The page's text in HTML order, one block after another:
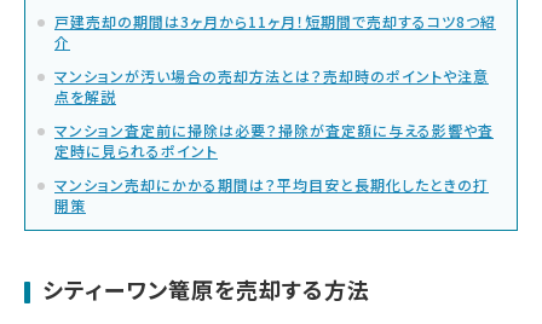
戸建売却の期間は3ヶ月から11ヶ月！短期間で売却するコツ8つ紹
介
マンションが汚い場合の売却方法とは？売却時のポイントや注意
点を解説
マンション査定前に掃除は必要？掃除が査定額に与える影響や査
定時に見られるポイント
マンション売却にかかる期間は？平均目安と長期化したときの打
開策
シティーワン篭原を売却する方法